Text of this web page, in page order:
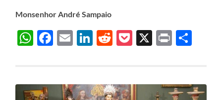
Monsenhor André Sampaio
WhatsApp
Facebook
EmailLinkedIn
Reddit
Pocket
X Print